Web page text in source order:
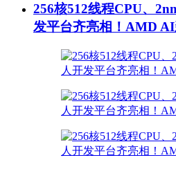
256核512线程CPU、
发平台齐亮相！AMD